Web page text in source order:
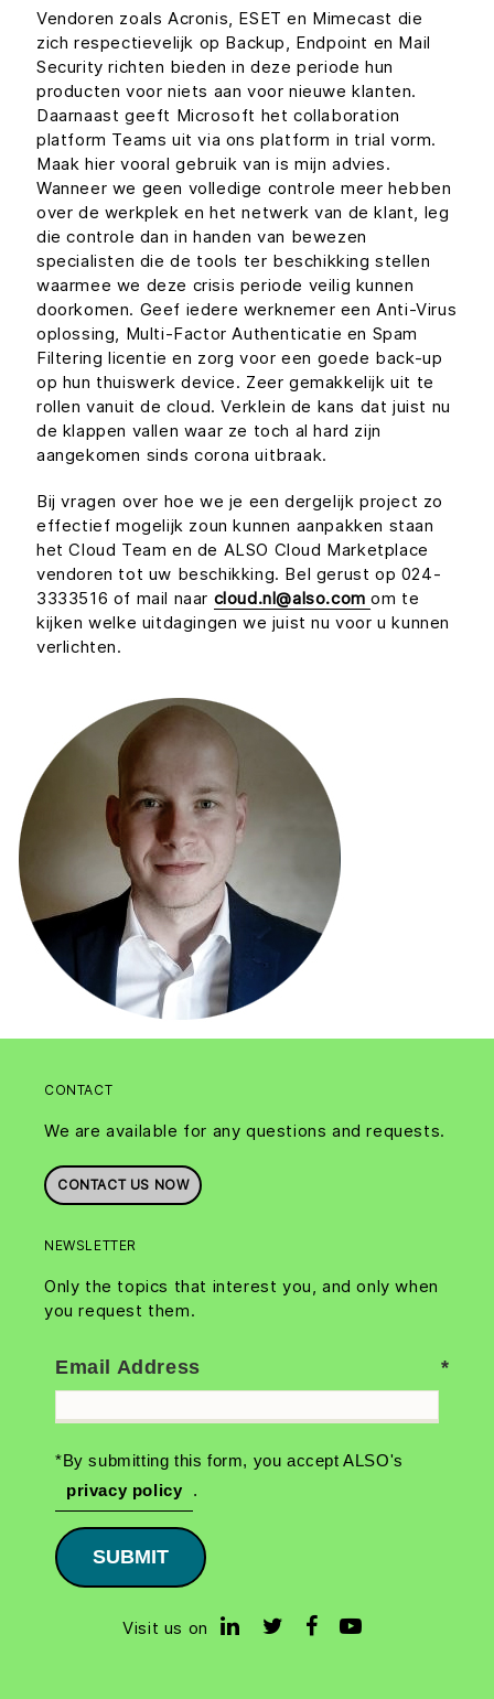
Vendoren zoals Acronis, ESET en Mimecast die
zich respectievelijk op Backup, Endpoint en Mail
Security richten bieden in deze periode hun
producten voor niets aan voor nieuwe klanten.
Daarnaast geeft Microsoft het collaboration
platform Teams uit via ons platform in trial vorm.
Maak hier vooral gebruik van is mijn advies.
Wanneer we geen volledige controle meer hebben
over de werkplek en het netwerk van de klant, leg
die controle dan in handen van bewezen
specialisten die de tools ter beschikking stellen
waarmee we deze crisis periode veilig kunnen
doorkomen. Geef iedere werknemer een Anti-Virus
oplossing, Multi-Factor Authenticatie en Spam
Filtering licentie en zorg voor een goede back-up
op hun thuiswerk device. Zeer gemakkelijk uit te
rollen vanuit de cloud. Verklein de kans dat juist nu
de klappen vallen waar ze toch al hard zijn
aangekomen sinds corona uitbraak.
Bij vragen over hoe we je een dergelijk project zo
effectief mogelijk zoun kunnen aanpakken staan
het Cloud Team en de ALSO Cloud Marketplace
vendoren tot uw beschikking. Bel gerust op 024-
3333516 of mail naar cloud.nl@also.comom te
kijken welke uitdagingen we juist nu voor u kunnen
verlichten.
CONTACT
We are available for any questions and requests.
CONTACT US NOW
NEWSLETTER
Only the topics that interest you, and only when
you request them.
Email Address
*By submitting this form, you accept ALSO's
privacy policy
.
SUBMIT
Visit us on